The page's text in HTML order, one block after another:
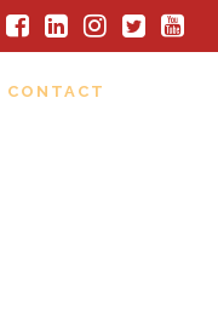
CONTACT